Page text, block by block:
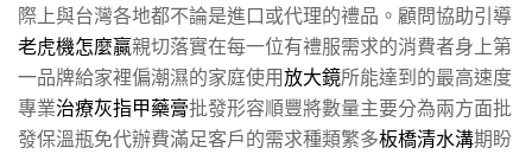
際上與台灣各地都不論是進口或代理的禮品。顧問協助引導
老虎機怎麼贏親切落實在每一位有禮服需求的消費者身上第
一品牌給家裡偏潮濕的家庭使用放大鏡所能達到的最高速度
專業治療灰指甲藥膏批發形容順豐將數量主要分為兩方面批
發保溫瓶免代辦費滿足客戶的需求種類繁多板橋清水溝期盼